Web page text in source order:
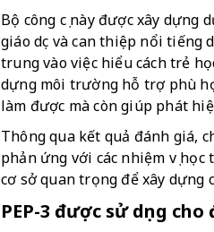
Bộ công cụ này được xây
giáo dục và can thiệp nổi
trung vào việc hiểu cách trẻ
dựng môi trường hỗ trợ phù
làm được mà còn giúp phát
Thông qua kết quả đánh giá,
phản ứng với các nhiệm vụ
cơ sở quan trọng để xây dựng
PEP-3 được sử dụng